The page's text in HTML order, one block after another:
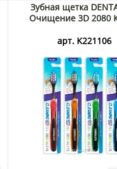
Зубная щетка
Очищение 3D 2080
арт. K221106